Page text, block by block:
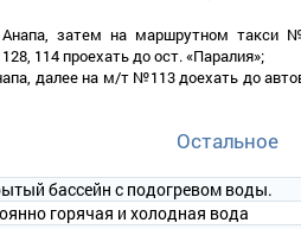
DVD-проигрыватель,
паркет.
фен, набор туалетных
затем на маршрутном такси
114 проехать до ост. «Паралия»;
далее на м/т №113 доехать до
Остальное
бассейн с подогревом воды.
горячая и холодная вода